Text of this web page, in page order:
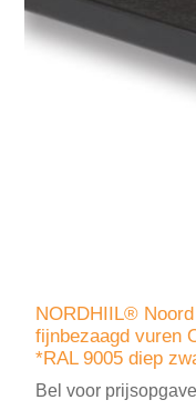
NORDHIIL®
fijnbezaagd vuren
*RAL 9005 diep
Bel voor prijsopgave